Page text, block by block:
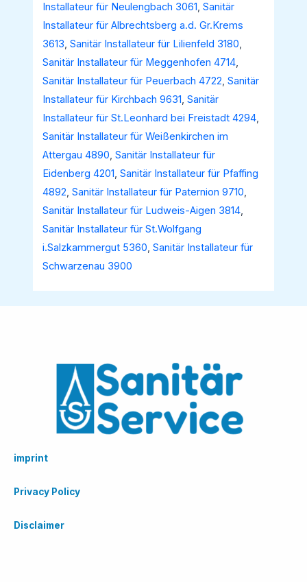
Installateur für Neulengbach 3061,Sanitär
Installateur für Albrechtsberg a.d. Gr.Krems
3613,Sanitär Installateur für Lilienfeld 3180,
Sanitär Installateur für Meggenhofen 4714,
Sanitär Installateur für Peuerbach 4722,Sanitär
Installateur für Kirchbach 9631,Sanitär
Installateur für St.Leonhard bei Freistadt 4294,
Sanitär Installateur für Weißenkirchen im
Attergau 4890,Sanitär Installateur für
Eidenberg 4201,Sanitär Installateur für Pfaffing
4892,Sanitär Installateur für Paternion 9710,
Sanitär Installateur für Ludweis-Aigen 3814,
Sanitär Installateur für St.Wolfgang
i.Salzkammergut 5360,Sanitär Installateur für
Schwarzenau 3900
imprint
Privacy Policy
Disclaimer